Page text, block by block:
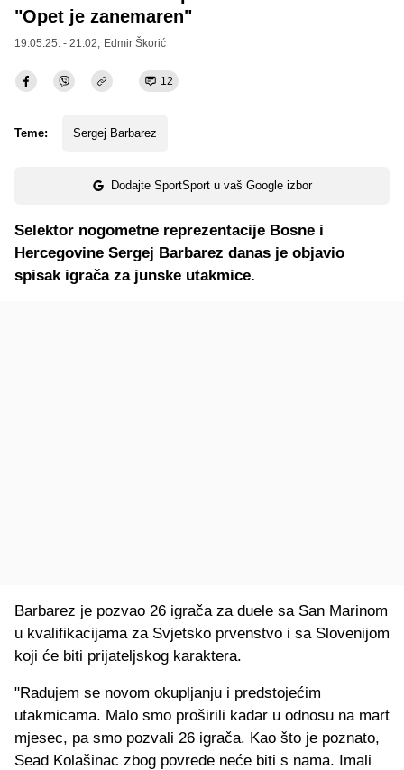
"Opet je zanemaren"
19.05.25. - 21:02, Edmir Škorić
12
Teme: Sergej Barbarez
Dodajte SportSport u vaš Google izbor
Selektor nogometne reprezentacije Bosne i
Hercegovine Sergej Barbarez danas je objavio
spisak igrača za junske utakmice.
Barbarez je pozvao 26 igrača za duele sa San Marinom
u kvalifikacijama za Svjetsko prvenstvo i sa Slovenijom
koji će biti prijateljskog karaktera.
"Radujem se novom okupljanju i predstojećim
utakmicama. Malo smo proširili kadar u odnosu na mart
mjesec, pa smo pozvali 26 igrača. Kao što je poznato,
Sead Kolašinac zbog povrede neće biti s nama. Imali